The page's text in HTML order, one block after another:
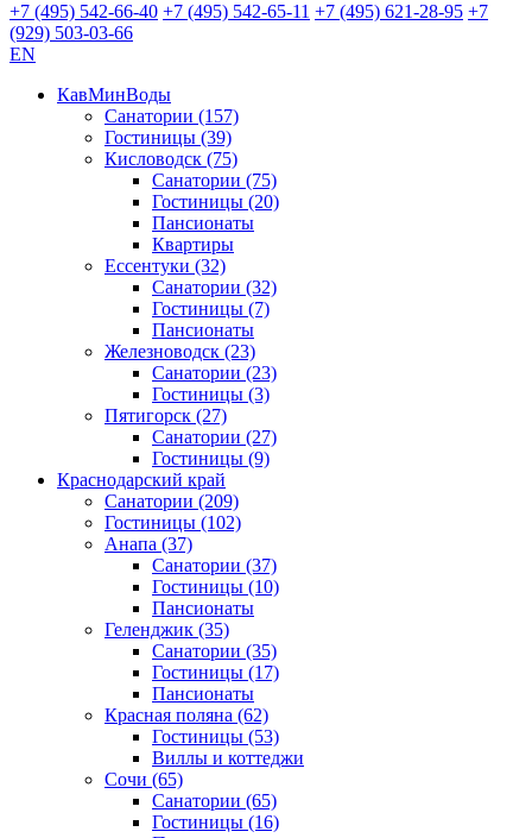
+7 (495) 542-66-40 +7 (495) 542-65-11 +7 (495) 621-28-95 +7
(929) 503-03-66
EN
КавМинВоды
Санатории (157)
Гостиницы (39)
Кисловодск (75)
Санатории (75)
Гостиницы (20)
Пансионаты
Квартиры
Ессентуки (32)
Санатории (32)
Гостиницы (7)
Пансионаты
Железноводск (23)
Санатории (23)
Гостиницы (3)
Пятигорск (27)
Санатории (27)
Гостиницы (9)
Краснодарский край
Санатории (209)
Гостиницы (102)
Анапа (37)
Санатории (37)
Гостиницы (10)
Пансионаты
Геленджик (35)
Санатории (35)
Гостиницы (17)
Пансионаты
Красная поляна (62)
Гостиницы (53)
Виллы и коттеджи
Сочи (65)
Санатории (65)
Гостиницы (16)